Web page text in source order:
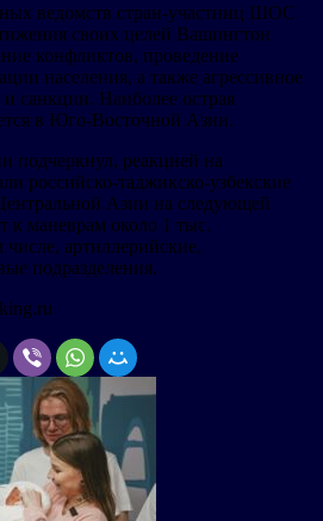
ведомств стран-участниц ШОС
своих целей Вашингтон
конфликтов, проведение
населения, а также агрессивное
санкции. Наиболее острая
в Юго-Восточной Азии.
подчеркнул, реакцией на
российско-таджикско-узбекские
Азии на следующей
к маневрам около 1 тыс.
артиллерийские,
подразделения.